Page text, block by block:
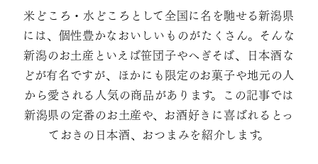
米どころ・水どころとして全国に名を馳せる新潟県
には、個性豊かなおいしいものがたくさん。そんな
新潟のお土産といえば笹団子やへぎそば、日本酒な
どが有名ですが、ほかにも限定のお菓子や地元の人
から愛される人気の商品があります。この記事では
新潟県の定番のお土産や、お酒好きに喜ばれるとっ
ておきの日本酒、おつまみを紹介します。